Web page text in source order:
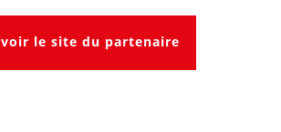
voir le site du partenaire